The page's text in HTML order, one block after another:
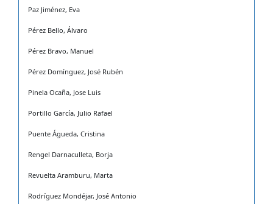
Paz Jiménez, Eva
Pérez Bello, Álvaro
Pérez Bravo, Manuel
Pérez Domínguez, José Rubén
Pinela Ocaña, Jose Luis
Portillo García, Julio Rafael
Puente Águeda, Cristina
Rengel Darnaculleta, Borja
Revuelta Aramburu, Marta
Rodríguez Mondéjar, José Antonio